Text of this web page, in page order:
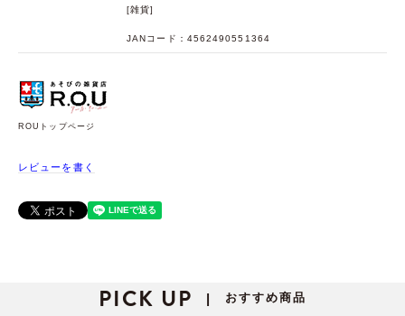
[雑貨]
JANコード：4562490551364
ROUトップページ
レビューを書く
PICK UP | おすすめ商品